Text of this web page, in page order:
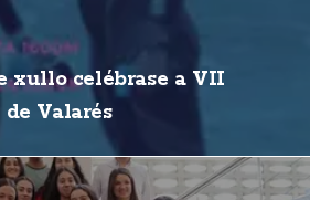
xullo celébrase a VII
Valarés